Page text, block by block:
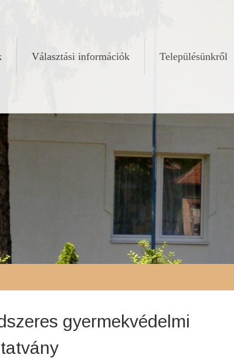
Választási információk Településünkről
gyermekvédelmi